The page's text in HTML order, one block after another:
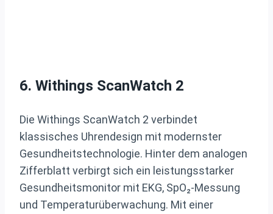
6. Withings ScanWatch 2
Die Withings ScanWatch 2 verbindet
klassisches Uhrendesign mit modernster
Gesundheitstechnologie. Hinter dem analogen
Zifferblatt verbirgt sich ein leistungsstarker
Gesundheitsmonitor mit EKG, SpO₂-Messung
und Temperaturüberwachung. Mit einer